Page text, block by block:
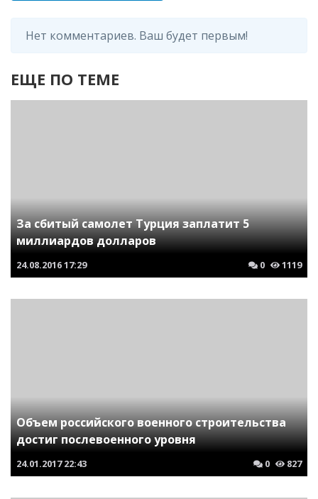
Нет комментариев. Ваш будет первым!
ЕЩЕ ПО ТЕМЕ
За сбитый самолет Турция заплатит 5
миллиардов долларов
24.08.201617:29 0 1119
Объем российского военного строительства
достиг послевоенного уровня
24.01.2017 22:43 0 827